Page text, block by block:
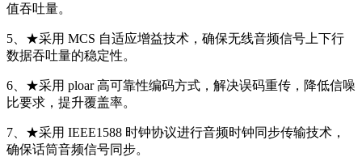
值吞吐量。
5、★采用 MCS 自适应增益技术，确保无线音频信号上下行
数据吞吐量的稳定性。
6、★采用 ploar 高可靠性编码方式，解决误码重传，降低信噪
比要求，提升覆盖率。
7、★采用 IEEE1588 时钟协议进行音频时钟同步传输技术，
确保话筒音频信号同步。